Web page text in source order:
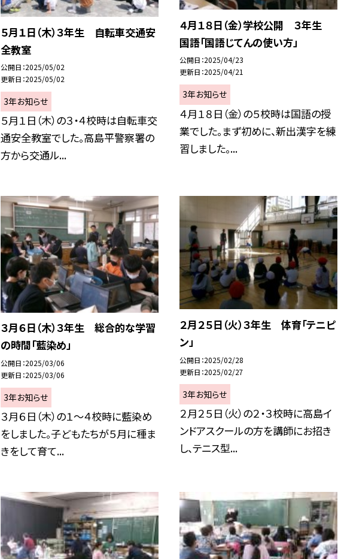
５月１日（木）３年生 自転車交通安
全教室
公開日 2025/05/02
更新日 2025/05/02
3年お知らせ
５月１日（木）の３・４校時は自転車交
通安全教室でした。高島平警察署の
方から交通ル...
４月１８日（金）学校公開 ３年生
国語「国語じてんの使い方」
公開日 2025/04/23
更新日 2025/04/21
3年お知らせ
４月１８日（金）の５校時は国語の授
業でした。まず初めに、新出漢字を練
習しました。...
３月６日（木）３年生 総合的な学習
の時間「藍染め」
公開日 2025/03/06
更新日 2025/03/06
3年お知らせ
３月６日（木）の１～４校時に藍染め
をしました。子どもたちが５月に種ま
きをして育て...
２月２５日（火）３年生 体育「テニピ
ン」
公開日 2025/02/28
更新日 2025/02/27
3年お知らせ
２月２５日（火）の２・３校時に高島イ
ンドアスクールの方を講師にお招き
し、テニス型...